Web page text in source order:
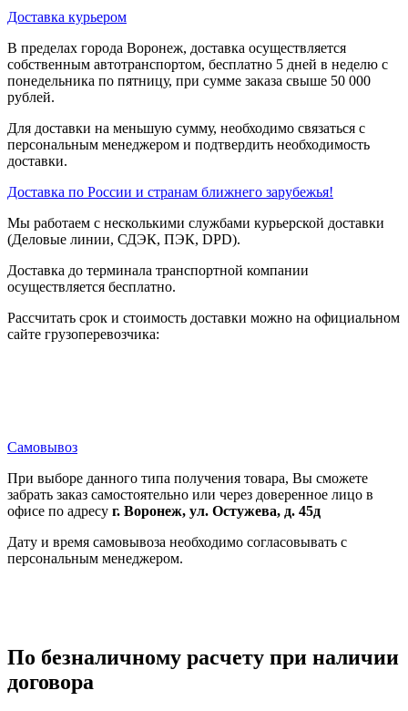
Доставка курьером
В пределах города Воронеж, доставка осуществляется
собственным автотранспортом, бесплатно 5 дней в неделю с
понедельника по пятницу, при сумме заказа свыше 50 000
рублей.
Для доставки на меньшую сумму, необходимо связаться с
персональным менеджером и подтвердить необходимость
доставки.
Доставка по России и странам ближнего зарубежья!
Мы работаем с несколькими службами курьерской доставки
(Деловые линии, СДЭК, ПЭК, DPD).
Доставка до терминала транспортной компании
осуществляется бесплатно.
Рассчитать срок и стоимость доставки можно на официальном
сайте грузоперевозчика:
Самовывоз
При выборе данного типа получения товара, Вы сможете
забрать заказ самостоятельно или через доверенное лицо в
офисе по адресу г. Воронеж, ул. Остужева, д. 45д
Дату и время самовывоза необходимо согласовывать с
персональным менеджером.
По безналичному расчету при наличии
договора